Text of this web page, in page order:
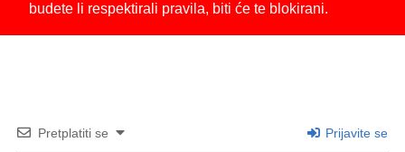
budete li respektirali pravila, biti će te blokirani.
Pretplatiti se Prijavite se